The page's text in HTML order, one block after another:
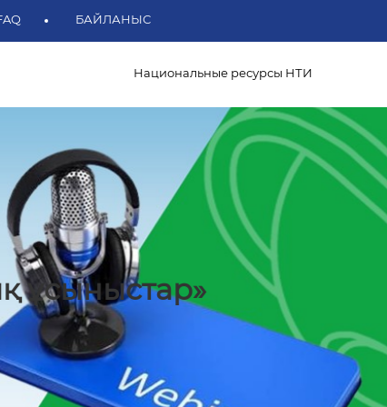
БАЙЛАНЫС
Национальные ресурсы НТИ
академиялық
келеді»